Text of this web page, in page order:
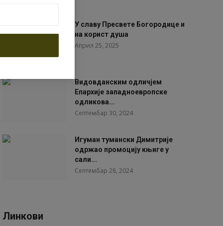
У славу Пресвете Богородице и
на корист душа
Април 25, 2025
Видовданским одличјем
Епархије западноевропске
одликова...
Септембар 30, 2024
Игуман тумански Димитрије
одржао промоцију књиге у
сали...
Септембар 28, 2024
Линкови